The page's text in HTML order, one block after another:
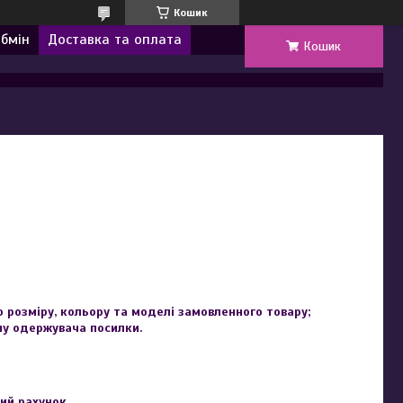
Кошик
Доставка та оплата Кошик
кольору та моделі замовленного товару;
одержувача посилки.